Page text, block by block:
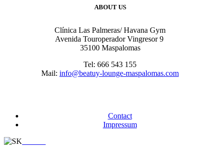
ABOUT US
Clínica Las Palmeras/ Havana Gym
Avenida Touroperador Vingresor 9
35100 Maspalomas
Tel: 666 543 155
Mail: info@beatuy-lounge-maspalomas.com
Contact
Impressum